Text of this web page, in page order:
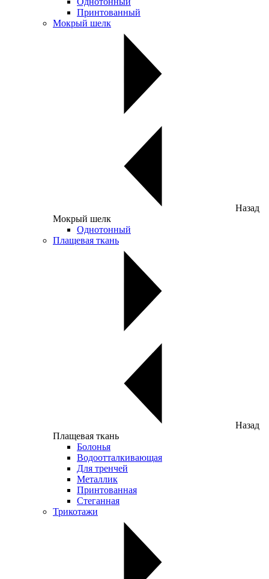
Принтованный
Мокрый шелк
Назад
Мокрый шелк
Однотонный
Плащевая ткань
Назад
Плащевая ткань
Болонья
Водоотталкивающая
Для тренчей
Металлик
Принтованная
Стеганная
Трикотажи